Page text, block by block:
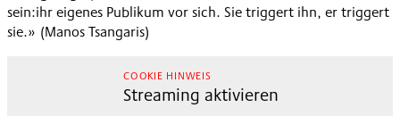
sein:ihr eigenes Publikum vor sich. Sie triggert ihn, er triggert
sie.» (Manos Tsangaris)
COOKIE HINWEIS
Streaming aktivieren